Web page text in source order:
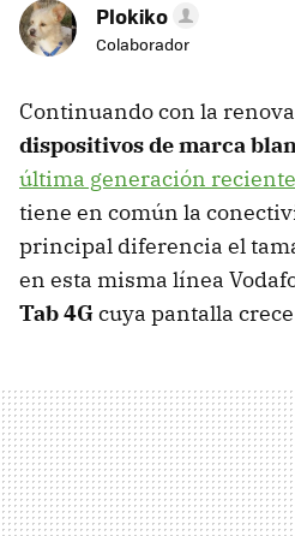
Plokiko
Colaborador
Continuando con la
dispositivos de marca
última generación
tiene en común la
principal diferencia el
en esta misma línea
Tab 4Gcuya pantalla